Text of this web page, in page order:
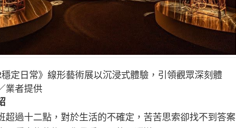
穩定日常》線形藝術展以沉浸式體驗，引領觀眾深刻體
業者提供
超過十二點，對於生活的不確定，苦苦思索卻找不到答案